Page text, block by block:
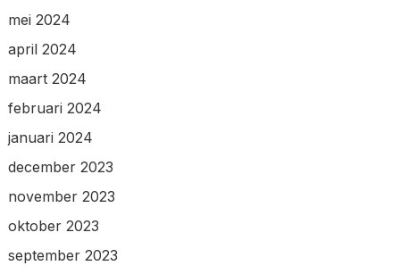
mei 2024
april 2024
maart 2024
februari 2024
januari 2024
december 2023
november 2023
oktober 2023
september 2023